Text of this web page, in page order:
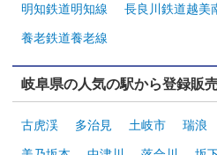
明知鉄道明知線 長良川鉄道越美
養老鉄道養老線
岐阜県の人気の駅から登録販
古虎渓 多治見 土岐市 瑞浪